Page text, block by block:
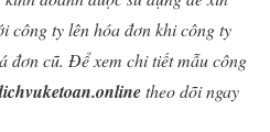
công ty lên hóa đơnkhi công ty
đơn cũ. Để xem chi tiết mẫu công
theo dõi ngay